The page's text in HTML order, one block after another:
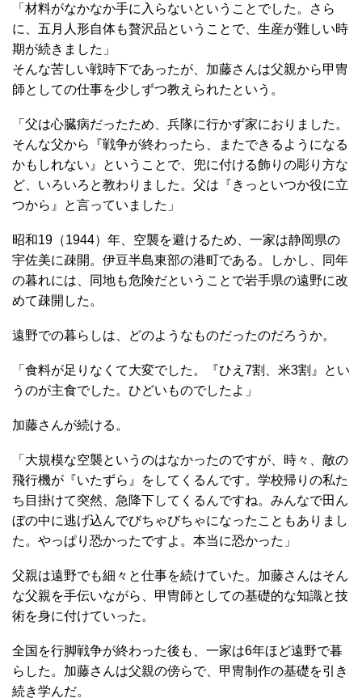
「材料がなかなか手に入らないということでした。さら
に、五月人形自体も贅沢品ということで、生産が難しい時
期が続きました」
そんな苦しい戦時下であったが、加藤さんは父親から甲冑
師としての仕事を少しずつ教えられたという。
「父は心臓病だったため、兵隊に行かず家におりました。
そんな父から『戦争が終わったら、またできるようになる
かもしれない』ということで、兜に付ける飾りの彫り方な
ど、いろいろと教わりました。父は『きっといつか役に立
つから』と言っていました」
昭和19（1944）年、空襲を避けるため、一家は静岡県の
宇佐美に疎開。伊豆半島東部の港町である。しかし、同年
の暮れには、同地も危険だということで岩手県の遠野に改
めて疎開した。
遠野での暮らしは、どのようなものだったのだろうか。
「食料が足りなくて大変でした。『ひえ7割、米3割』とい
うのが主食でした。ひどいものでしたよ」
加藤さんが続ける。
「大規模な空襲というのはなかったのですが、時々、敵の
飛行機が『いたずら』をしてくるんです。学校帰りの私た
ち目掛けて突然、急降下してくるんですね。みんなで田ん
ぼの中に逃げ込んでびちゃびちゃになったこともありまし
た。やっぱり恐かったですよ。本当に恐かった」
父親は遠野でも細々と仕事を続けていた。加藤さんはそん
な父親を手伝いながら、甲冑師としての基礎的な知識と技
術を身に付けていった。
全国を行脚戦争が終わった後も、一家は6年ほど遠野で暮
らした。加藤さんは父親の傍らで、甲冑制作の基礎を引き
続き学んだ。